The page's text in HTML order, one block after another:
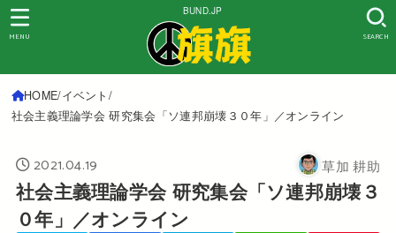
BUND.JP
SEARCH
MENU
HOME イベント
社会主義理論学会 研究集会「ソ連邦崩壊３０年」／オンライン
2021.04.19 草加 耕助
社会主義理論学会 研究集会「ソ連邦崩壊３
０年」／オンライン